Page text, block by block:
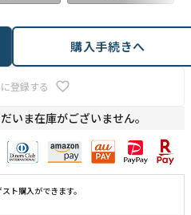
登録する
購入手続きへ
いま在庫がございません。
ト購入ができます。